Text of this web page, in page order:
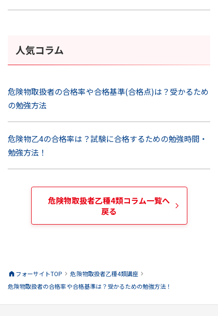
人気コラム
危険物取扱者の合格率や合格基準(合格点)は？受かるため
の勉強方法
危険物乙4の合格率は？試験に合格するための勉強時間・
勉強方法！
危険物取扱者乙種4類コラム一覧へ
戻る
フォーサイトTOP 危険物取扱者乙種4類講座
危険物取扱者の合格率や合格基準は？受かるための勉強方法！